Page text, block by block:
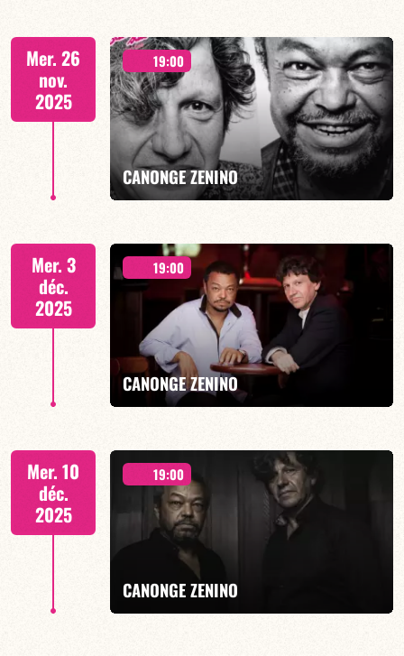
Duo Jazz - 19h00
EN SAVOIR PLUS
Mer. 26
nov.
2025
19:00
CANONGE ZENINO
Duo Jazz - 19h00
EN SAVOIR PLUS
Mer. 3
déc.
2025
19:00
CANONGE ZENINO
Mer. 10
déc.
2025
19:00
CANONGE ZENINO